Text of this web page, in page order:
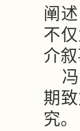
阐
不
介
期
究。